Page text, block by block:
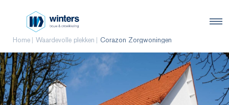
Home Waardevolle plekken Corazon Zorgwoningen